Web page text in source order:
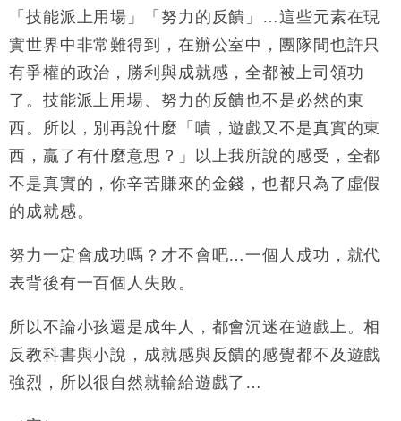
「技能派上用場」「努力的反饋」…這些元素在現
實世界中非常難得到，在辦公室中，團隊間也許只
有爭權的政治，勝利與成就感，全都被上司領功
了。技能派上用場、努力的反饋也不是必然的東
西。所以，別再說什麼「嘖，遊戲又不是真實的東
西，贏了有什麼意思？」以上我所說的感受，全都
不是真實的，你辛苦賺來的金錢，也都只為了虛假
的成就感。
努力一定會成功嗎？才不會吧…一個人成功，就代
表背後有一百個人失敗。
所以不論小孩還是成年人，都會沉迷在遊戲上。相
反教科書與小說，成就感與反饋的感覺都不及遊戲
強烈，所以很自然就輸給遊戲了…